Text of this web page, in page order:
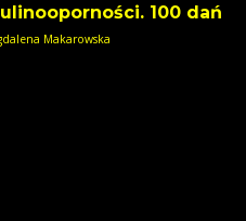
100 dań
Makarowska